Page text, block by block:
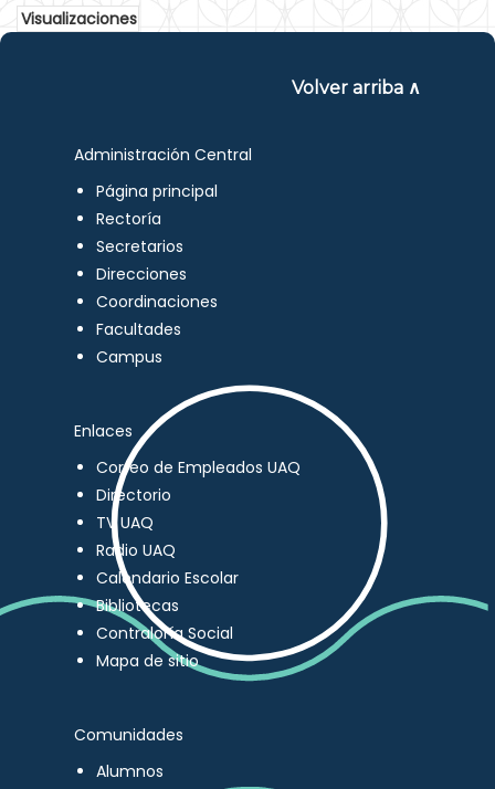
Visualizaciones
Volver arriba ∧
Administración Central
Página principal
Rectoría
Secretarios
Direcciones
Coordinaciones
Facultades
Campus
Enlaces
Correo de Empleados UAQ
Directorio
TV UAQ
Radio UAQ
Calendario Escolar
Bibliotecas
Contraloría Social
Mapa de sitio
Comunidades
Alumnos